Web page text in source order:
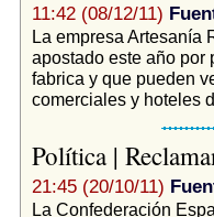
11:42 (08/12/11)
La empresa Artesanía
apostado este año por
fabrica y que pueden
comerciales y hoteles
Política |
21:45 (20/10/11)
La Confederación